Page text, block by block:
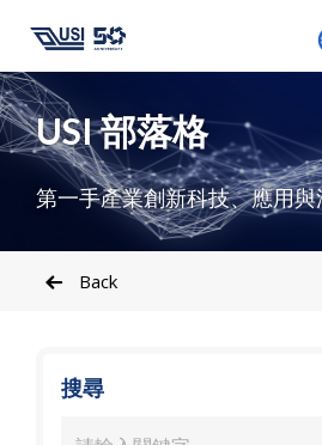
USI 部落格
第一手產業創新科技、應用
Back
搜尋